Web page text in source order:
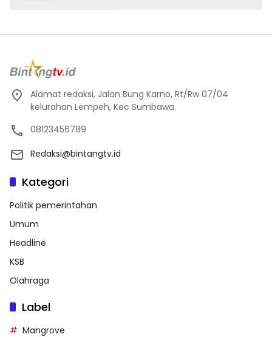
Alamat redaksi, Jalan Bung Karno, Rt/Rw 07/04
kelurahan Lempeh, Kec Sumbawa.
08123456789
Redaksi@bintangtv.id
Kategori
Politik pemerintahan
Umum
Headline
KSB
Olahraga
Label
Mangrove